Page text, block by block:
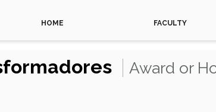
HOME FACULTY
Award or